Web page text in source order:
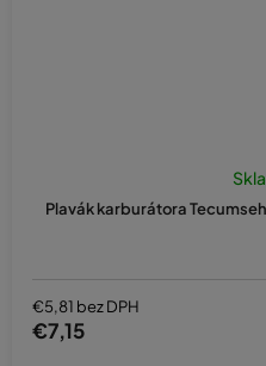
Plavák karburátora
€5,81 bez DPH
€7,15